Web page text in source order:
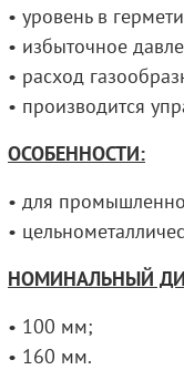
• уровень в
• избыточное
• расход
• производится
ОСОБЕННОСТИ:
• для
•
НОМИНАЛЬНЫЙ
• 100 мм;
• 160 мм.